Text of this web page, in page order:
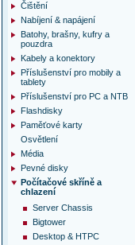
Čištění
Nabíjení & napájení
Batohy, brašny, kufry a
pouzdra
Kabely a konektory
Příslušenství pro mobily a
tablety
Příslušenství pro PC a NTB
Flashdisky
Paměťové karty
Osvětlení
Média
Pevné disky
Počítačové skříně a
chlazení
Server Chassis
Bigtower
Desktop & HTPC